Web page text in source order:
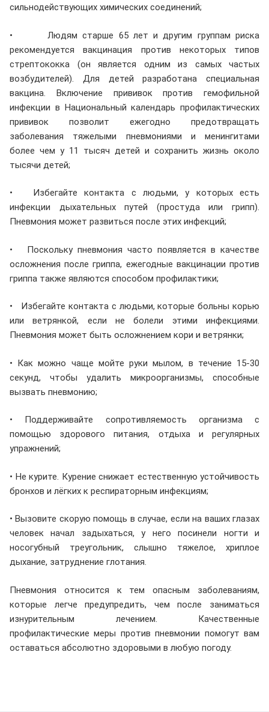
сильнодействующих химических соединений;
• Людям старше 65 лет и другим группам риска
рекомендуется вакцинация против некоторых типов
стрептококка (он является одним из самых частых
возбудителей). Для детей разработана специальная
вакцина. Включение прививок против гемофильной
инфекции в Национальный календарь профилактических
прививок позволит ежегодно предотвращать
заболевания тяжелыми пневмониями и менингитами
более чем у 11 тысяч детей и сохранить жизнь около
тысячи детей;
• Избегайте контакта с людьми, у которых есть
инфекции дыхательных путей (простуда или грипп).
Пневмония может развиться после этих инфекций;
• Поскольку пневмония часто появляется в качестве
осложнения после гриппа, ежегодные вакцинации против
гриппа также являются способом профилактики;
• Избегайте контакта с людьми, которые больны корью
или ветрянкой, если не болели этими инфекциями.
Пневмония может быть осложнением кори и ветрянки;
• Как можно чаще мойте руки мылом, в течение 15-30
секунд, чтобы удалить микроорганизмы, способные
вызвать пневмонию;
• Поддерживайте сопротивляемость организма с
помощью здорового питания, отдыха и регулярных
упражнений;
• Не курите. Курение снижает естественную устойчивость
бронхов и лёгких к респираторным инфекциям;
• Вызовите скорую помощь в случае, если на ваших глазах
человек начал задыхаться, у него посинели ногти и
носогубный треугольник, слышно тяжелое, хриплое
дыхание, затруднение глотания.
Пневмония относится к тем опасным заболеваниям,
которые легче предупредить, чем после заниматься
изнурительным лечением. Качественные
профилактические меры против пневмонии помогут вам
оставаться абсолютно здоровыми в любую погоду.